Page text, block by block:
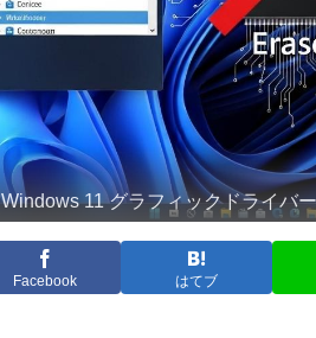
Windows 11 グラフィックドライバ
Facebook はてブ